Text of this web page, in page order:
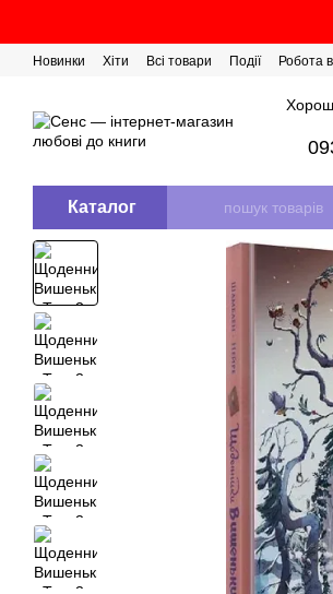
Новинки Хіти Всі товари Події Робота
Каталог